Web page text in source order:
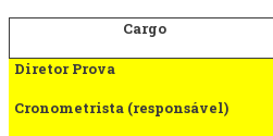
Cargo
Diretor Prova
Cronometrista (responsável)